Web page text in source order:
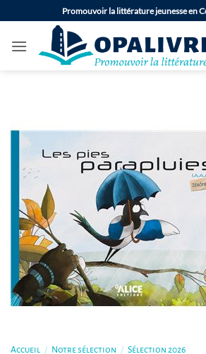
au
contenu
Promouvoir la littérature jeunesse en
Accueil / Notre sélection / Sélection 2026